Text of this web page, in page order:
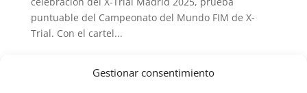
Gestionar consentimiento
puntuable del Campeonato del Mundo FIM de X-
Trial. Con el cartel...
Entradas siguientes »